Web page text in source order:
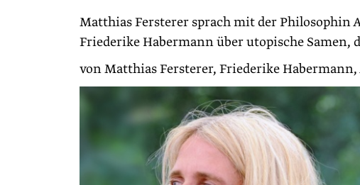
Matthias Fersterer sprach mit der
Friederike Habermann über utopische
von Matthias Fersterer, Friederike